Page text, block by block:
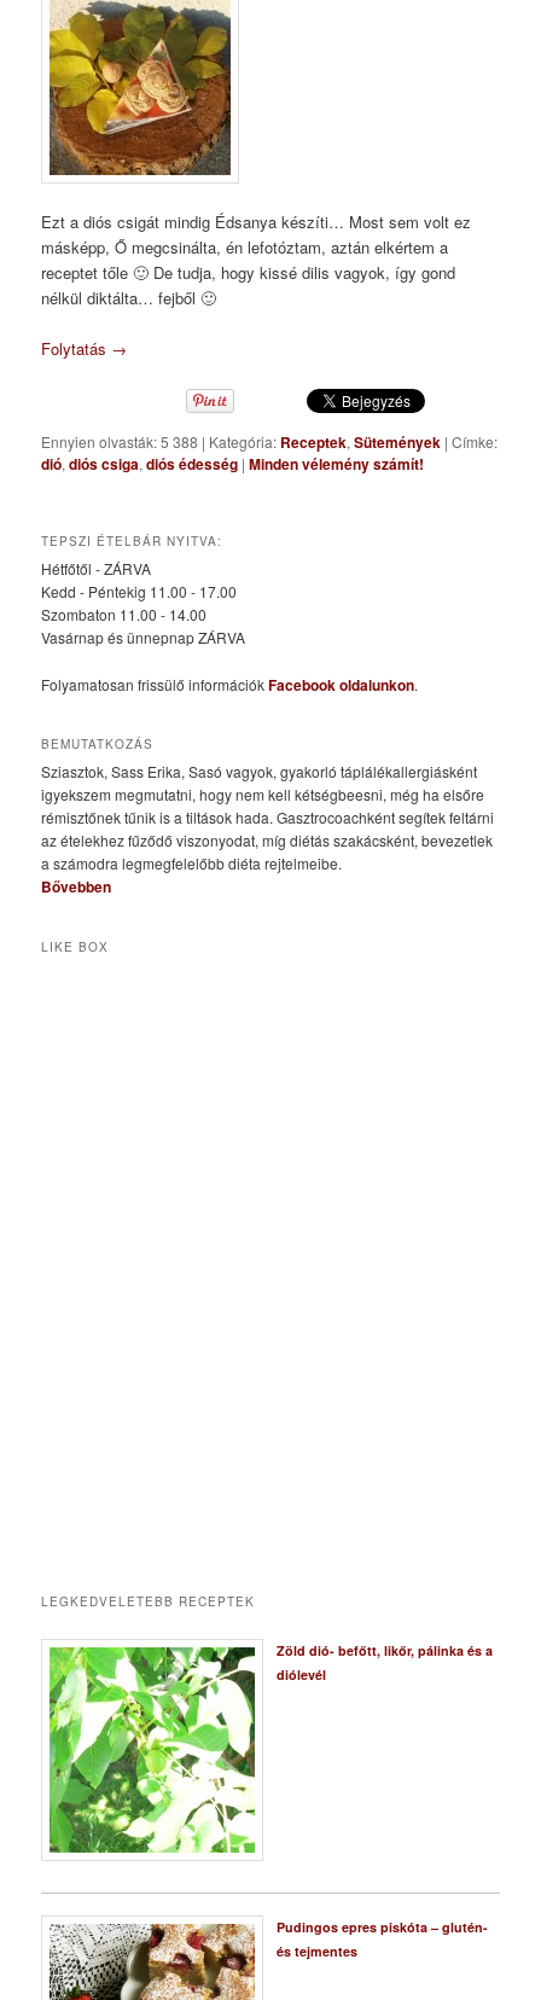
Ezt a diós csigát mindig Édsanya készíti… Most sem volt ez
másképp, Ő megcsinálta, én lefotóztam, aztán elkértem a
receptet tőle 🙂 De tudja, hogy kissé dilis vagyok, így gond
nélkül diktálta… fejből 🙂
Folytatás →
Ennyien olvasták: 5 388 | Kategória: Receptek,Sütemények |Címke:
dió,diós csiga,diós édesség |Minden vélemény számít!
TEPSZI ÉTELBÁR NYITVA:
Hétfőtől - ZÁRVA
Kedd - Péntekig 11.00 - 17.00
Szombaton 11.00 - 14.00
Vasárnap és ünnepnap ZÁRVA
Folyamatosan frissülő információkFacebook oldalunkon.
BEMUTATKOZÁS
Sziasztok, Sass Erika, Sasó vagyok, gyakorló táplálékallergiásként
igyekszem megmutatni, hogy nem kell kétségbeesni, még ha elsőre
rémisztőnek tűnik is a tiltások hada. Gasztrocoachként segítek feltárni
az ételekhez fűződő viszonyodat, míg diétás szakácsként, bevezetlek
a számodra legmegfelelőbb diéta rejtelmeibe.
Bővebben
LIKE BOX
LEGKEDVELETEBB RECEPTEK
Zöld dió- befőtt, likőr, pálinka és a
diólevél
Pudingos epres piskóta – glutén-
és tejmentes